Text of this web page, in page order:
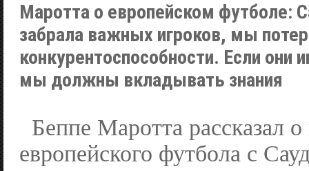
Маротта о европейском футболе:
забрала важных игроков, мы
конкурентоспособности. Если они
мы должны вкладывать знания
Беппе Маротта рассказал
европейского футбола с